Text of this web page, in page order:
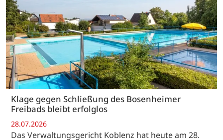
Klage gegen Schließung des Bosenheimer
Freibads bleibt erfolglos
28.07.2026
Das Verwaltungsgericht Koblenz hat heute am 28.